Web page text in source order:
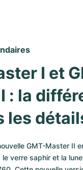
I et
: la
les
GMT-Master II
verre saphir et la